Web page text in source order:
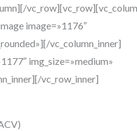
image=»1176″
vc_column_inner]
img_size=»medium»
vc_row_inner]